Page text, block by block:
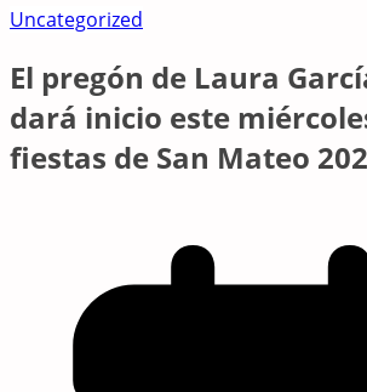
Uncategorized
El pregón de Laura
dará inicio este
fiestas de San Mateo